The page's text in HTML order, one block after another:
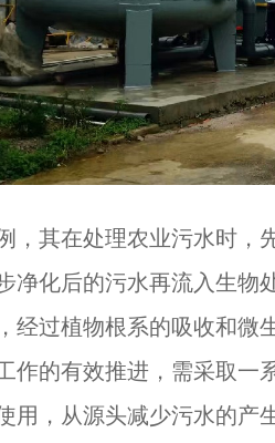
，其在处理农业污水时，
净化后的污水再流入生物
经过植物根系的吸收和微
作的有效推进，需采取一
用，从源头减少污水的产